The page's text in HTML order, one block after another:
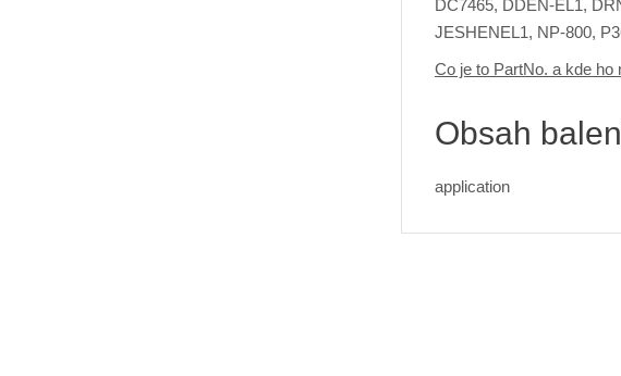
DC7465, DDEN-EL1,
JESHENEL1, NP-800,
Co je to PartNo. a kde ho
Obsah
application